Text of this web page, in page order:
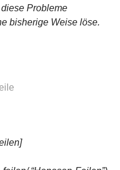
Probleme
bisherige Weise löse.